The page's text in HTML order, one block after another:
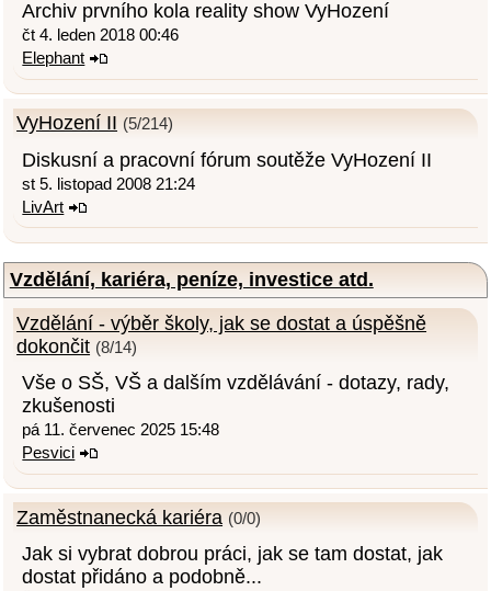
Archiv prvního kola reality show VyHození
čt 4. leden 2018 00:46
Elephant
VyHození II (5/214)
Diskusní a pracovní fórum soutěže VyHození II
st 5. listopad 2008 21:24
LivArt
Vzdělání, kariéra, peníze, investice atd.
Vzdělání - výběr školy, jak se dostat a úspěšně
dokončit (8/14)
Vše o SŠ, VŠ a dalším vzdělávání - dotazy, rady,
zkušenosti
pá 11. červenec 2025 15:48
Pesvici
Zaměstnanecká kariéra (0/0)
Jak si vybrat dobrou práci, jak se tam dostat, jak
dostat přidáno a podobně...